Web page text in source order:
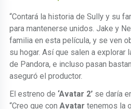
“Contará la historia de Sully y su
para mantenerse unidos. Jake y
familia en esta película, y se ven
su hogar. Así que salen a
de Pandora, e incluso pasan
aseguró el productor.
El estreno de ‘Avatar 2’ se daría
“Creo que conAvatar tenemos la